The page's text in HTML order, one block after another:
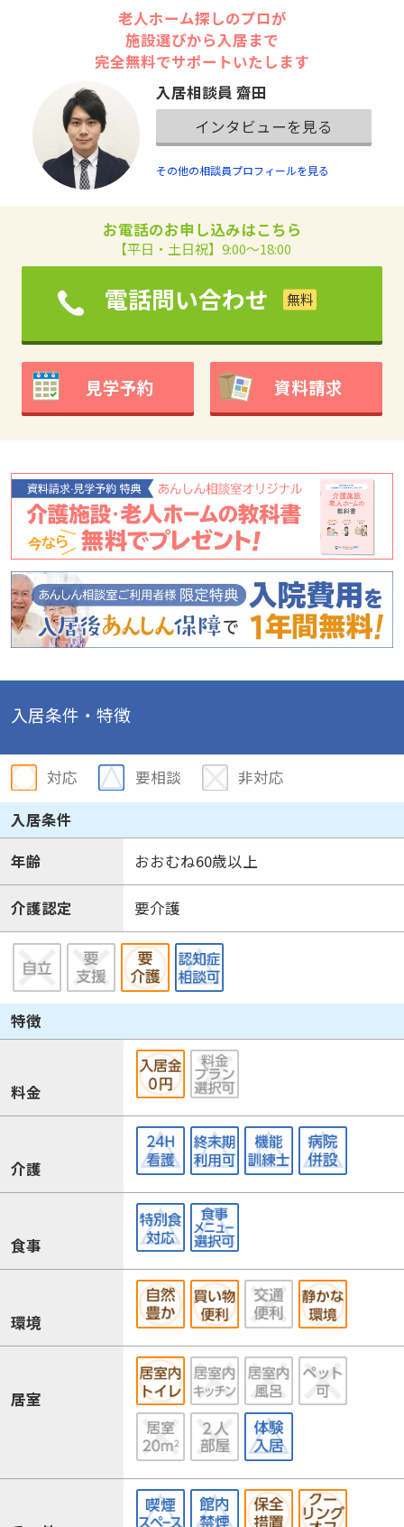
老人ホーム探しのプロが
施設選びから入居まで
完全無料でサポートいたします
入居相談員 齋田
インタビューを見る
その他の相談員プロフィールを見る
お電話のお申し込みはこちら
【平日・土日祝】9:00～18:00
電話問い合わせ
見学予約 資料請求
入居条件・特徴
対応 要相談
非対応
入居条件
年齢
おおむね60歳以上
介護認定 要介護
特徴
料金
介護
食事
環境
居室